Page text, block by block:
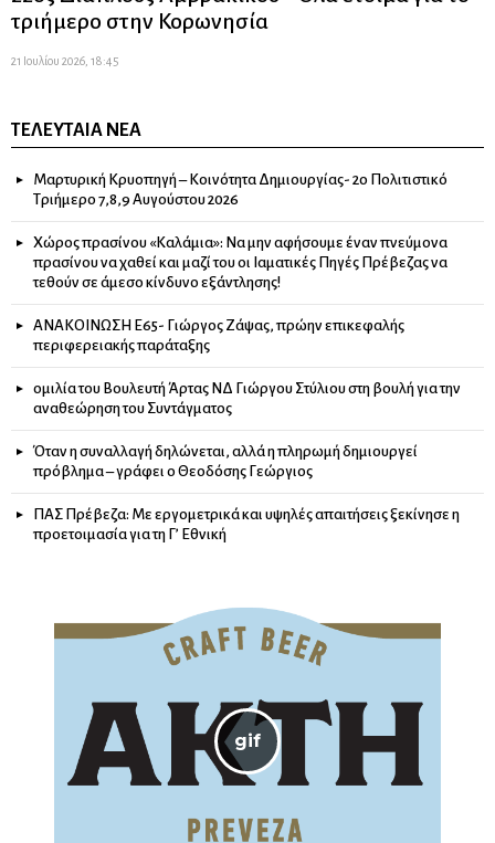
τριήμερο στην Κορωνησία
21 Ιουλίου 2026, 18:45
ΤΕΛΕΥΤΑΊΑ ΝΈΑ
Μαρτυρική Κρυοπηγή – Κοινότητα Δημιουργίας- 2ο Πολιτιστικό
Τριήμερο 7,8,9 Αυγούστου 2026
Χώρος πρασίνου «Καλάμια»: Να μην αφήσουμε έναν πνεύμονα
πρασίνου να χαθεί και μαζί του οι Ιαματικές Πηγές Πρέβεζας να
τεθούν σε άμεσο κίνδυνο εξάντλησης!
ΑΝΑΚΟΙΝΩΣΗ Ε65- Γιώργος Ζάψας, πρώην επικεφαλής
περιφερειακής παράταξης
ομιλία του Βουλευτή Άρτας ΝΔ Γιώργου Στύλιου στη βουλή για την
αναθεώρηση του Συντάγματος
Όταν η συναλλαγή δηλώνεται, αλλά η πληρωμή δημιουργεί
πρόβλημα – γράφει ο Θεοδόσης Γεώργιος
ΠΑΣ Πρέβεζα: Με εργομετρικά και υψηλές απαιτήσεις ξεκίνησε η
προετοιμασία για τη Γ’ Εθνική